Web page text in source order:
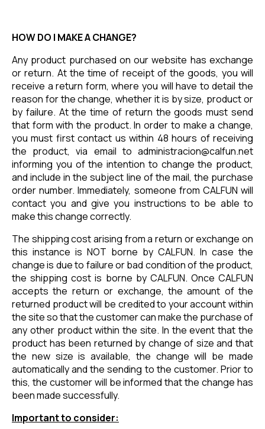
HOW DO I MAKE A CHANGE?
Any product purchased on our website has exchange
or return. At the time of receipt of the goods, you will
receive a return form, where you will have to detail the
reason for the change, whether it is by size, product or
by failure. At the time of return the goods must send
that form with the product. In order to make a change,
you must first contact us within 48 hours of receiving
the product, via email to administracion@calfun.net
informing you of the intention to change the product,
and include in the subject line of the mail, the purchase
order number. Immediately, someone from CALFUN will
contact you and give you instructions to be able to
make this change correctly.
The shipping cost arising from a return or exchange on
this instance is NOT borne by CALFUN. In case the
change is due to failure or bad condition of the product,
the shipping cost is borne by CALFUN. Once CALFUN
accepts the return or exchange, the amount of the
returned product will be credited to your account within
the site so that the customer can make the purchase of
any other product within the site. In the event that the
product has been returned by change of size and that
the new size is available, the change will be made
automatically and the sending to the customer. Prior to
this, the customer will be informed that the change has
been made successfully.
Important to consider: